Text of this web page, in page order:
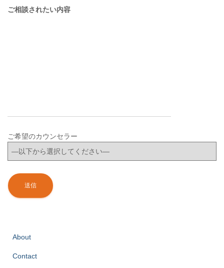
ご相談されたい内容
ご希望のカウンセラー
About
Contact